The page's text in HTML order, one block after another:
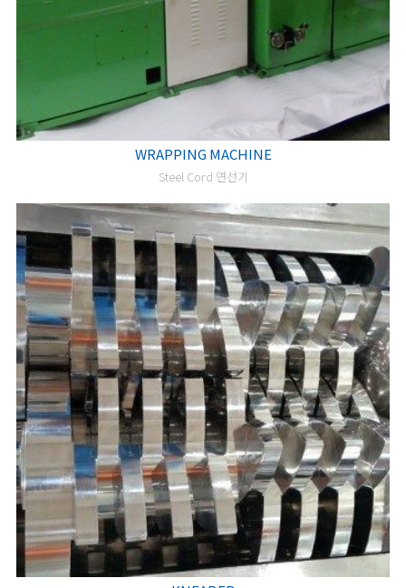
WRAPPING MACHINE
Steel Cord 연선기